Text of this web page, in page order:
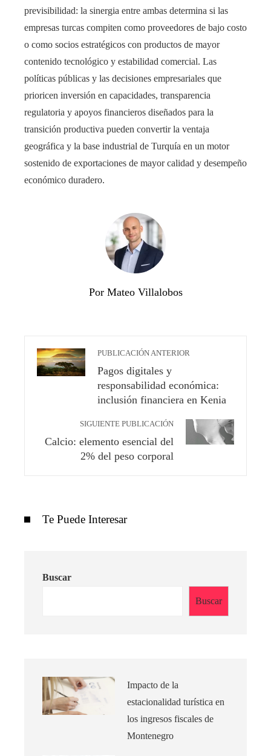
previsibilidad: la sinergia entre ambas determina si las
empresas turcas compiten como proveedores de bajo costo
o como socios estratégicos con productos de mayor
contenido tecnológico y estabilidad comercial. Las
políticas públicas y las decisiones empresariales que
prioricen inversión en capacidades, transparencia
regulatoria y apoyos financieros diseñados para la
transición productiva pueden convertir la ventaja
geográfica y la base industrial de Turquía en un motor
sostenido de exportaciones de mayor calidad y desempeño
económico duradero.
Por Mateo Villalobos
PUBLICACIÓN ANTERIOR
Pagos digitales y
responsabilidad económica:
inclusión financiera en Kenia
SIGUIENTE PUBLICACIÓN
Calcio: elemento esencial del
2% del peso corporal
Te Puede Interesar
Buscar
Buscar
Impacto de la
estacionalidad turística en
los ingresos fiscales de
Montenegro